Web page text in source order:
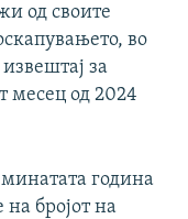
од своите
во
за
месец од 2024
година
бројот на